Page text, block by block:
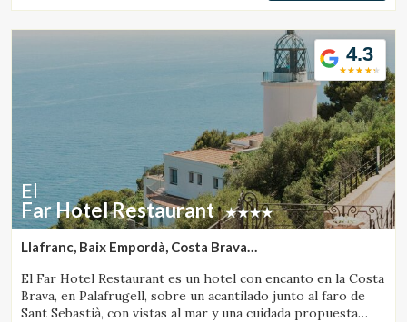
4.3
El
Far Hotel Restaurant
Llafranc, Baix Empordà, Costa Brava
El Far Hotel Restaurant es un hotel con encanto en la Costa
Brava, en Palafrugell, sobre un acantilado junto al faro de
Sant Sebastià, con vistas al mar y una cuidada propuesta